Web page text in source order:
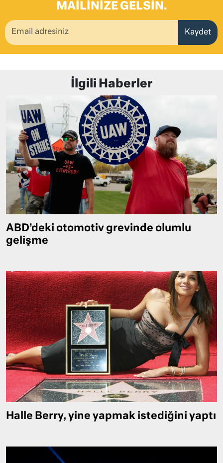
MAILINIZE GELSIN.
Kaydet
İlgili Haberler
ABD’deki otomotiv grevinde olumlu
gelişme
Halle Berry, yine yapmak istediğini yaptı